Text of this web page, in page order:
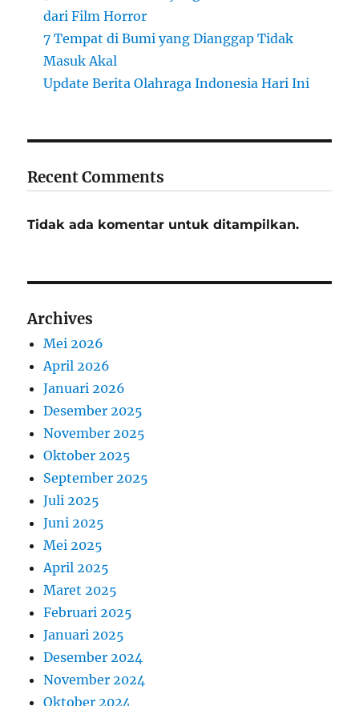
dari Film Horror
7 Tempat di Bumi yang Dianggap Tidak
Masuk Akal
Update Berita Olahraga Indonesia Hari Ini
Recent Comments
Tidak ada komentar untuk ditampilkan.
Archives
Mei 2026
April 2026
Januari 2026
Desember 2025
November 2025
Oktober 2025
September 2025
Juli 2025
Juni 2025
Mei 2025
April 2025
Maret 2025
Februari 2025
Januari 2025
Desember 2024
November 2024
Oktober 2024